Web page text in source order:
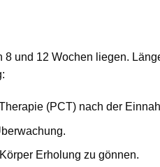
und 12 Wochen liegen.
(PCT) nach der
Erholung zu gönnen.